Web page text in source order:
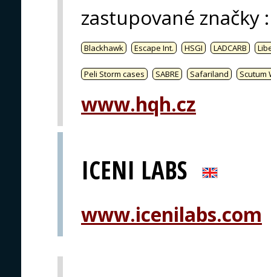
zastupované značky :
Blackhawk Escape Int. HSGI LADCARB
Peli Storm cases SABRE Safariland Scutum
www.hqh.cz
ICENI LABS
www.icenilabs.com